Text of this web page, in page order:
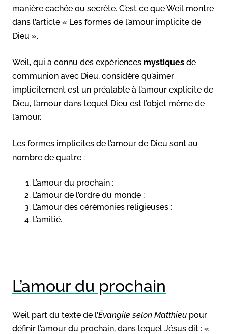
manière cachée ou secrète. C’est ce que Weil montre
dans l’article « Les formes de l’amour implicite de
Dieu ».
Weil, qui a connu des expériences mystiques de
communion avec Dieu, considère qu’aimer
implicitement est un préalable à l’amour explicite de
Dieu, l’amour dans lequel Dieu est l’objet même de
l’amour.
Les formes implicites de l’amour de Dieu sont au
nombre de quatre :
L’amour du prochain ;
L’amour de l’ordre du monde ;
L’amour des cérémonies religieuses ;
L’amitié.
L’amour du prochain
Weil part du texte de l’Évangile selon Matthieu pour
définir l’amour du prochain, dans lequel Jésus dit : «